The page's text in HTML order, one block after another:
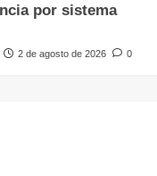
por sistema
2 de agosto de 2026 0